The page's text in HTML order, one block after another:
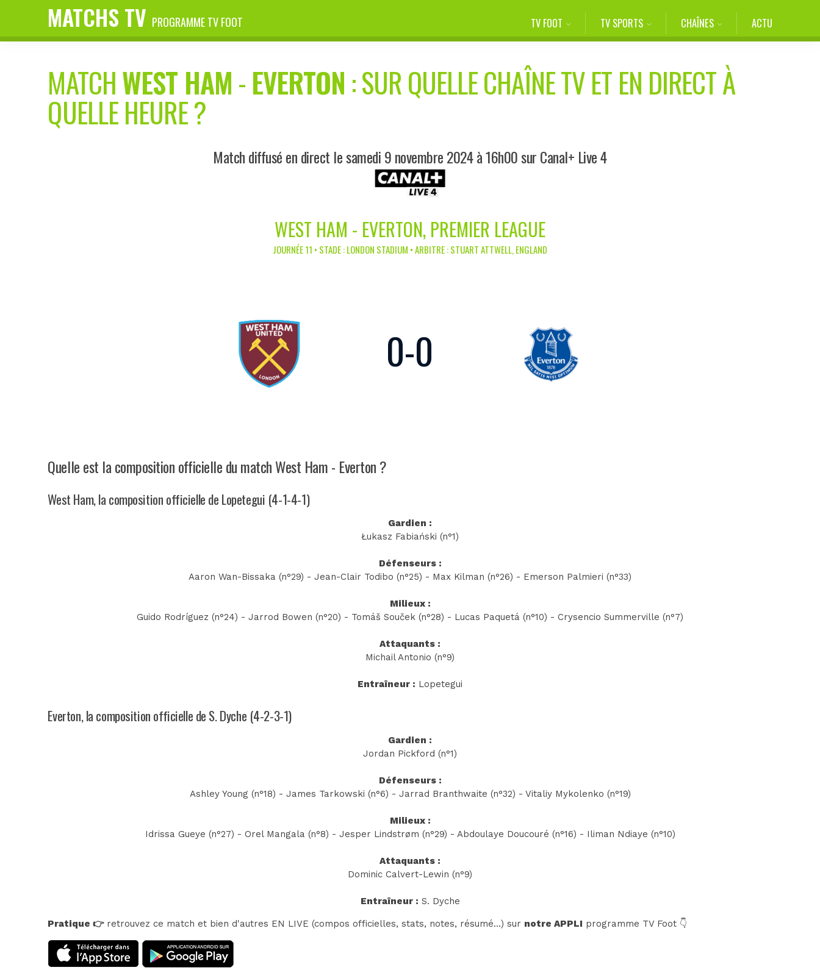
MATCHS TV PROGRAMME TV FOOT TV FOOT TV SPORTS CHAÎNES ACTU
MATCHWEST HAM-EVERTON : SUR QUELLE CHAÎNE TV ET EN DIRECT À
QUELLE HEURE ?
Match diffusé en direct le samedi 9 novembre 2024 à 16h00 sur Canal+ Live 4
WEST HAM - EVERTON, PREMIER LEAGUE
JOURNÉE 11 • STADE : LONDON STADIUM • ARBITRE : STUART ATTWELL, ENGLAND
0-0
Quelle est la composition officielle du match West Ham - Everton ?
West Ham, la composition officielle de Lopetegui (4-1-4-1)
Gardien :
Łukasz Fabiański (n°1)
Défenseurs :
Aaron Wan-Bissaka (n°29) - Jean-Clair Todibo (n°25) - Max Kilman (n°26) - Emerson Palmieri (n°33)
Milieux :
Guido Rodríguez (n°24) - Jarrod Bowen (n°20) - Tomáš Souček (n°28) - Lucas Paquetá (n°10) - Crysencio Summerville (n°7)
Attaquants :
Michail Antonio (n°9)
Entraîneur : Lopetegui
Everton, la composition officielle de S. Dyche (4-2-3-1)
Gardien :
Jordan Pickford (n°1)
Défenseurs :
Ashley Young (n°18) - James Tarkowski (n°6) - Jarrad Branthwaite (n°32) - Vitaliy Mykolenko (n°19)
Milieux :
Idrissa Gueye (n°27) - Orel Mangala (n°8) - Jesper Lindstrøm (n°29) - Abdoulaye Doucouré (n°16) - Iliman Ndiaye (n°10)
Attaquants :
Dominic Calvert-Lewin (n°9)
Entraîneur : S. Dyche
Pratique 👉retrouvez ce match et bien d'autres EN LIVE (compos officielles, stats, notes, résumé...) sur notre APPLI programme TV Foot 👇